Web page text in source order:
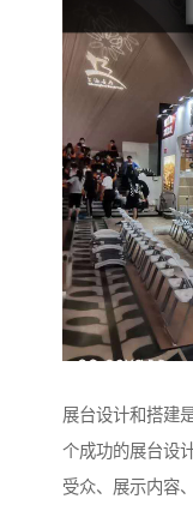
展台设计和搭建
个成功的展台设
受众、展示内容